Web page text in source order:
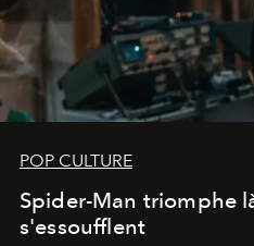
POP CULTURE
Spider-Man triomphe
s'essoufflent